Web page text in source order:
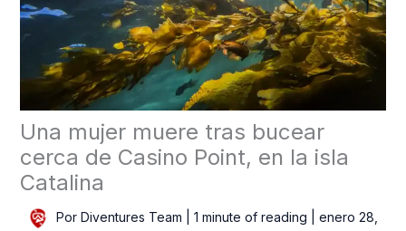
Una mujer muere tras bucear
cerca de Casino Point, en la isla
Catalina
Por Diventures Team 1 minute of reading
enero 28,